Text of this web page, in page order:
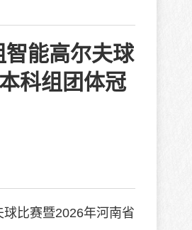
能高尔夫球
科组团体冠
比赛暨2026年河南省